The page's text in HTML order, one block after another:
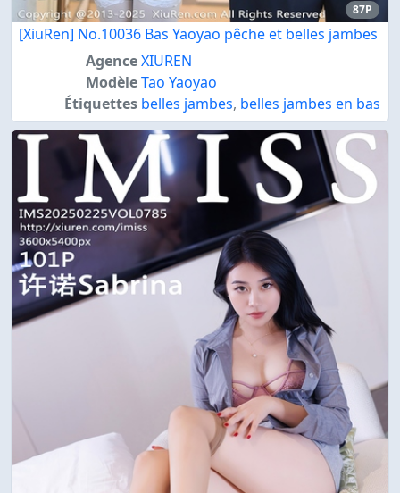
87P
[XiuRen] No.10036 Bas Yaoyao pêche et belles jambes
AgenceXIUREN
ModèleTao Yaoyao
Étiquettes belles jambes, belles jambes en bas